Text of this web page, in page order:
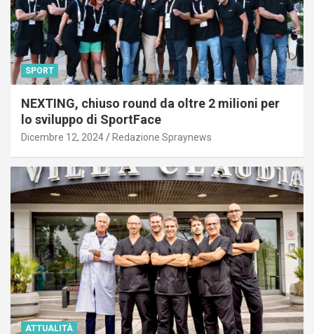
SPORT
NEXTING, chiuso round da oltre 2 milioni per
lo sviluppo di SportFace
Dicembre 12, 2024 Redazione Spraynews
ATTUALITÀ